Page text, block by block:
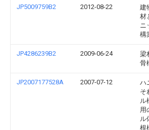
JP5009759B2 2012-08-22
建
材
ニ
構
JP4286239B2 2009-06-24
梁
骨
JP2007177528A 2007-07-12
ハ
そ
ル
用
ル
根